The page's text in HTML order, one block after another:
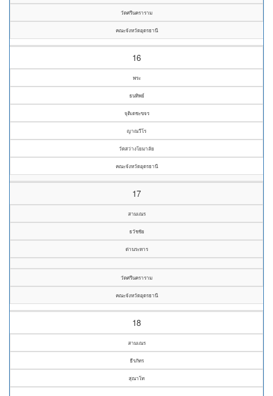
วัดศรีนคราราม
คณะจังหวัดอุดรธานี
16
พระ
ธนทิพย์
จุติเดชะขจร
ญาณวีโร
วัดสว่างโยมาลัย
คณะจังหวัดอุดรธานี
17
สามเณร
ธวัชชัย
ด่านระหาร
วัดศรีนคราราม
คณะจังหวัดอุดรธานี
18
สามเณร
ธีรภัทร
สุณาโท